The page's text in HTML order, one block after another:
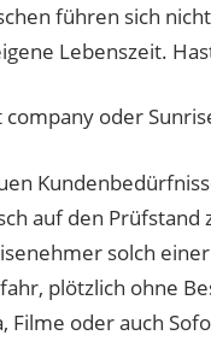
führen sich
Lebenszeit.
oder
auf den
solch
plötzlich ohne
Filme oder auch